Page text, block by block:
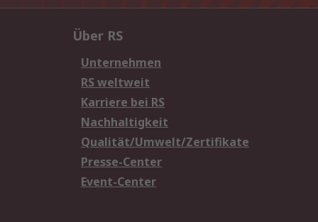
Über RS
Unternehmen
RS weltweit
Karriere bei RS
Nachhaltigkeit
Qualität/Umwelt/Zertifikate
Presse-Center
Event-Center